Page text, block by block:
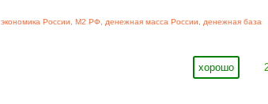
экономика России, М2 РФ, денежная масса России, денежная база
хорошо